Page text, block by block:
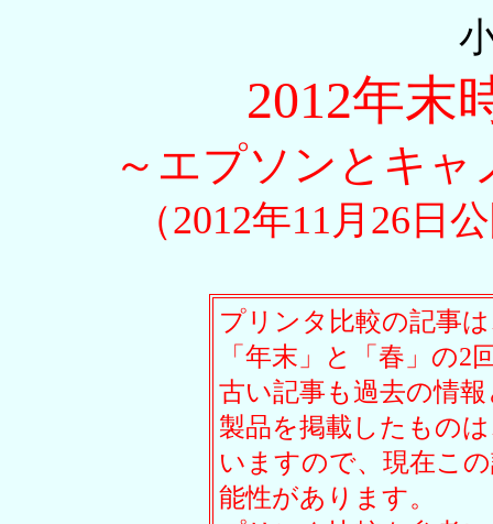
2012年末
～エプソンとキ
（2012年11月26日
プリンタ比較の記事
「年末」と「春」の
古い記事も過去の情
製品を掲載したもの
いますので、現在こ
能性があります。